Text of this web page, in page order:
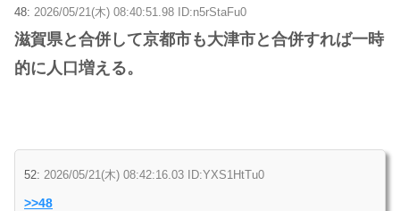
48: 2026/05/21(木) 08:40:51.98 ID:n5rStaFu0
滋賀県と合併して京都市も大津市と合併すれば一時
的に人口増える。
52: 2026/05/21(木) 08:42:16.03 ID:YXS1HtTu0
>>48